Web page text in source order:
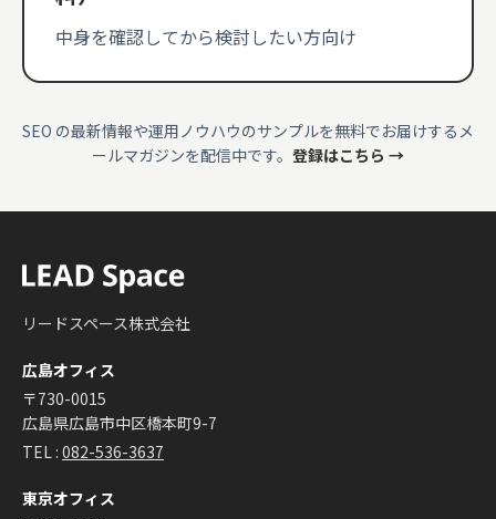
中身を確認してから検討したい方向け
SEO の最新情報や運用ノウハウのサンプルを無料でお届けするメ
ールマガジンを配信中です。 登録はこちら →
リードスペース株式会社
広島オフィス
〒730-0015
広島県広島市中区橋本町9-7
TEL : 082-536-3637
東京オフィス